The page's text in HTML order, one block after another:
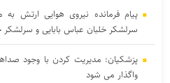
پیام فرمانده نیروی هوایی ارتش
سرلشکر خلبان عباس بابایی و
پزشکیان: مدیریت کردن با وجود
واگذار می شود